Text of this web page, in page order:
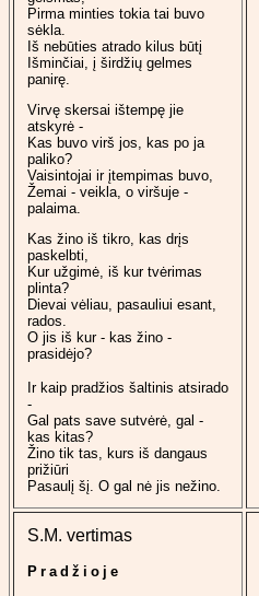
Pirma minties tokia tai buvo
sėkla.
Iš nebūties atrado kilus būtį
Išminčiai, į širdžių gelmes
panirę.
Virvę skersai ištempę jie
atskyrė -
Kas buvo virš jos, kas po ja
paliko?
Vaisintojai ir įtempimas buvo,
Žemai - veikla, o viršuje -
palaima.
Kas žino iš tikro, kas drįs
paskelbti,
Kur užgimė, iš kur tvėrimas
plinta?
Dievai vėliau, pasauliui esant,
rados.
O jis iš kur - kas žino -
prasidėjo?
Ir kaip pradžios šaltinis atsirado
-
Gal pats save sutvėrė, gal -
kas kitas?
Žino tik tas, kurs iš dangaus
prižiūri
Pasaulį šį. O gal nė jis nežino.
S.M. vertimas
Pradžioje